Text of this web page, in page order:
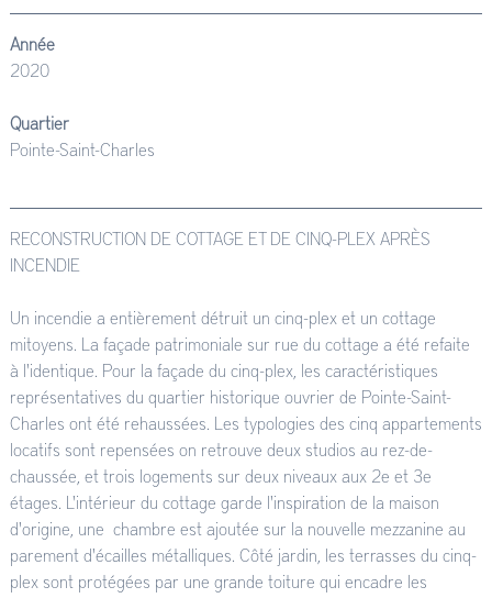
Année
2020
Quartier
Pointe-Saint-Charles
RECONSTRUCTION DE COTTAGE ET DE CINQ-PLEX APRÈS
INCENDIE
Un incendie a entièrement détruit un cinq-plex et un cottage
mitoyens. La façade patrimoniale sur rue du cottage a été refaite
à l'identique. Pour la façade du cinq-plex, les caractéristiques
représentatives du quartier historique ouvrier de Pointe-Saint-
Charles ont été rehaussées. Les typologies des cinq appartements
locatifs sont repensées on retrouve deux studios au rez-de-
chaussée, et trois logements sur deux niveaux aux 2e et 3e
étages. L'intérieur du cottage garde l'inspiration de la maison
d'origine, une chambre est ajoutée sur la nouvelle mezzanine au
parement d'écailles métalliques. Côté jardin, les terrasses du cinq-
plex sont protégées par une grande toiture qui encadre les